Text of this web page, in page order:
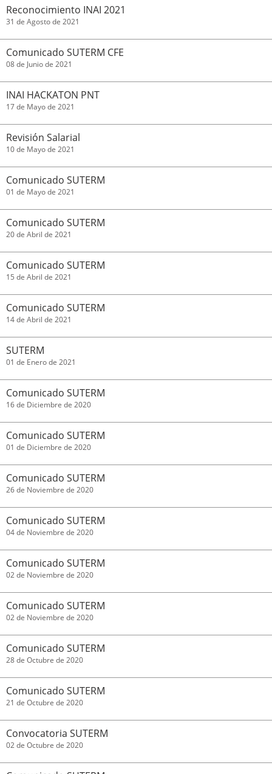
Reconocimiento INAI 2021
31 de Agosto de 2021
Comunicado SUTERM CFE
08 de Junio de 2021
INAI HACKATON PNT
17 de Mayo de 2021
Revisión Salarial
10 de Mayo de 2021
Comunicado SUTERM
01 de Mayo de 2021
Comunicado SUTERM
20 de Abril de 2021
Comunicado SUTERM
15 de Abril de 2021
Comunicado SUTERM
14 de Abril de 2021
SUTERM
01 de Enero de 2021
Comunicado SUTERM
16 de Diciembre de 2020
Comunicado SUTERM
01 de Diciembre de 2020
Comunicado SUTERM
26 de Noviembre de 2020
Comunicado SUTERM
04 de Noviembre de 2020
Comunicado SUTERM
02 de Noviembre de 2020
Comunicado SUTERM
02 de Noviembre de 2020
Comunicado SUTERM
28 de Octubre de 2020
Comunicado SUTERM
21 de Octubre de 2020
Convocatoria SUTERM
02 de Octubre de 2020